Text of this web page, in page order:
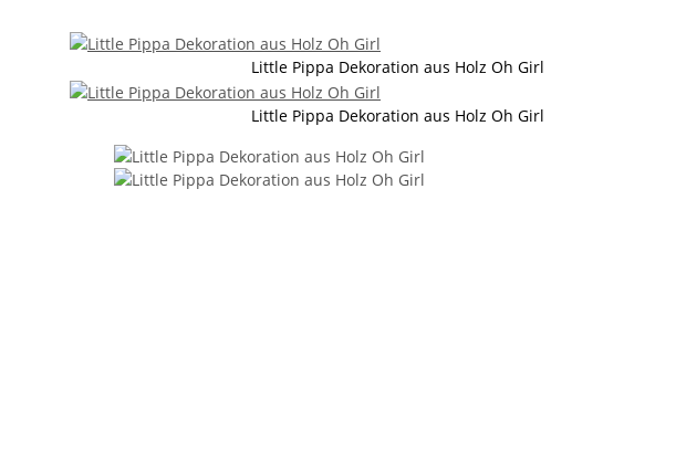
Little Pippa Dekoration aus Holz Oh Girl
Little Pippa Dekoration aus Holz Oh Girl